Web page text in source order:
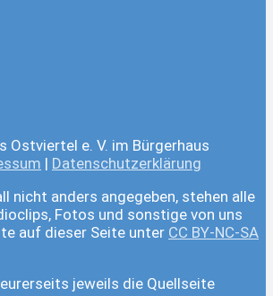
Ostviertel e. V. im Bürgerhaus
| Datenschutzerklärung
nicht anders angegeben, stehen alle
Fotos und sonstige von uns
auf dieser Seite unter CC BY-NC-SA
jeweils die Quellseite